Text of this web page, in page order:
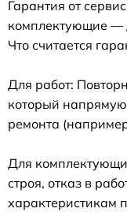
Гарантия от
комплектующие —
Что считается
Для работ:
который напрямую
ремонта
Для
строя, отказ в
характеристикам